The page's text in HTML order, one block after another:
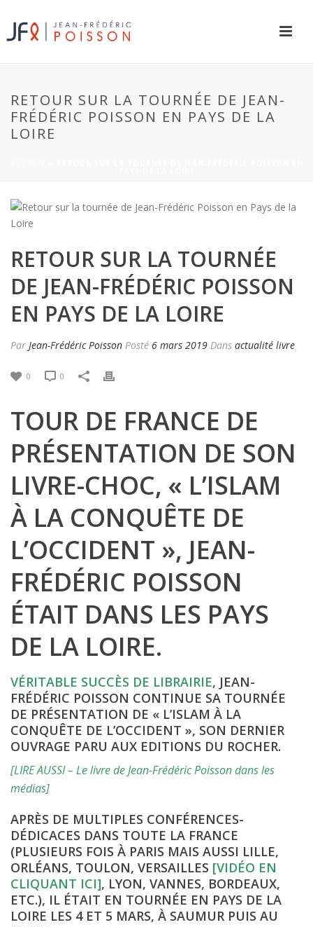
RETOUR SUR LA TOURNÉE DE JEAN-
FRÉDÉRIC POISSON EN PAYS DE LA
LOIRE
RETOUR SUR LA TOURNÉE
DE JEAN-FRÉDÉRIC POISSON
EN PAYS DE LA LOIRE
Par Jean-Frédéric Poisson Posté 6 mars 2019 Dans actualité livre
0 0
TOUR DE FRANCE DE
PRÉSENTATION DE SON
LIVRE-CHOC, « L’ISLAM
À LA CONQUÊTE DE
L’OCCIDENT », JEAN-
FRÉDÉRIC POISSON
ÉTAIT DANS LES PAYS
DE LA LOIRE.
VÉRITABLE SUCCÈS DE LIBRAIRIE, JEAN-
FRÉDÉRIC POISSON CONTINUE SA TOURNÉE
DE PRÉSENTATION DE « L’ISLAM À LA
CONQUÊTE DE L’OCCIDENT », SON DERNIER
OUVRAGE PARU AUX EDITIONS DU ROCHER.
[LIRE AUSSI – Le livre de Jean-Frédéric Poisson dans les
médias]
APRÈS DE MULTIPLES CONFÉRENCES-
DÉDICACES DANS TOUTE LA FRANCE
(PLUSIEURS FOIS À PARIS MAIS AUSSI LILLE,
ORLÉANS, TOULON, VERSAILLES [VIDÉO EN
CLIQUANT ICI], LYON, VANNES, BORDEAUX,
ETC.), IL ÉTAIT EN TOURNÉE EN PAYS DE LA
LOIRE LES 4 ET 5 MARS, À SAUMUR PUIS AU